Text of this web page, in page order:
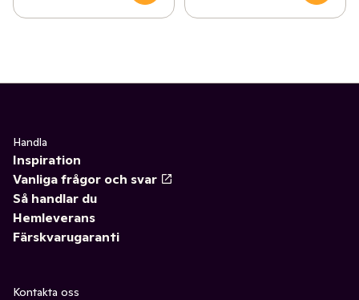
Handla
Inspiration
Vanliga frågor och svar
Så handlar du
Hemleverans
Färskvarugaranti
Kontakta oss